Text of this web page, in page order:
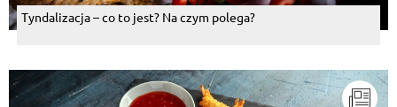
Tyndalizacja – co to jest? Na czym polega?